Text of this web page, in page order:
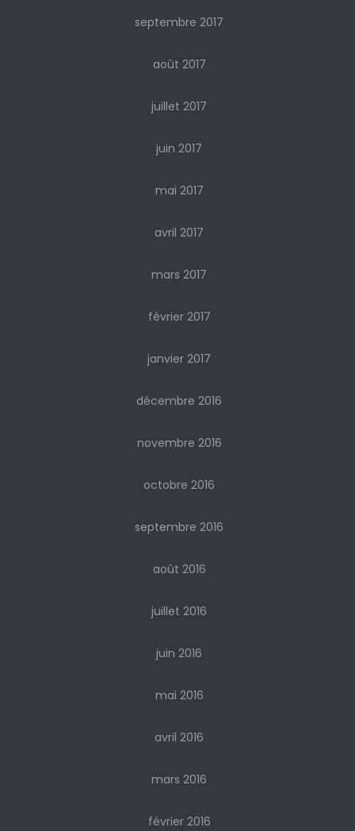
septembre 2017
août 2017
juillet 2017
juin 2017
mai 2017
avril 2017
mars 2017
février 2017
janvier 2017
décembre 2016
novembre 2016
octobre 2016
septembre 2016
août 2016
juillet 2016
juin 2016
mai 2016
avril 2016
mars 2016
février 2016